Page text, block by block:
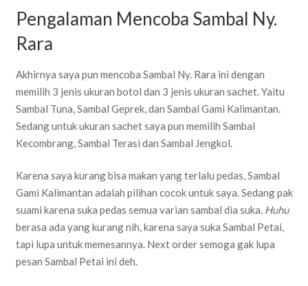
Pengalaman Mencoba Sambal Ny.
Rara
Akhirnya saya pun mencoba Sambal Ny. Rara ini dengan
memilih 3 jenis ukuran botol dan 3 jenis ukuran sachet. Yaitu
Sambal Tuna, Sambal Geprek, dan Sambal Gami Kalimantan.
Sedang untuk ukuran sachet saya pun memilih Sambal
Kecombrang, Sambal Terasi dan Sambal Jengkol.
Karena saya kurang bisa makan yang terlalu pedas, Sambal
Gami Kalimantan adalah pilihan cocok untuk saya. Sedang pak
suami karena suka pedas semua varian sambal dia suka. Huhu
berasa ada yang kurang nih, karena saya suka Sambal Petai,
tapi lupa untuk memesannya. Next order semoga gak lupa
pesan Sambal Petai ini deh.